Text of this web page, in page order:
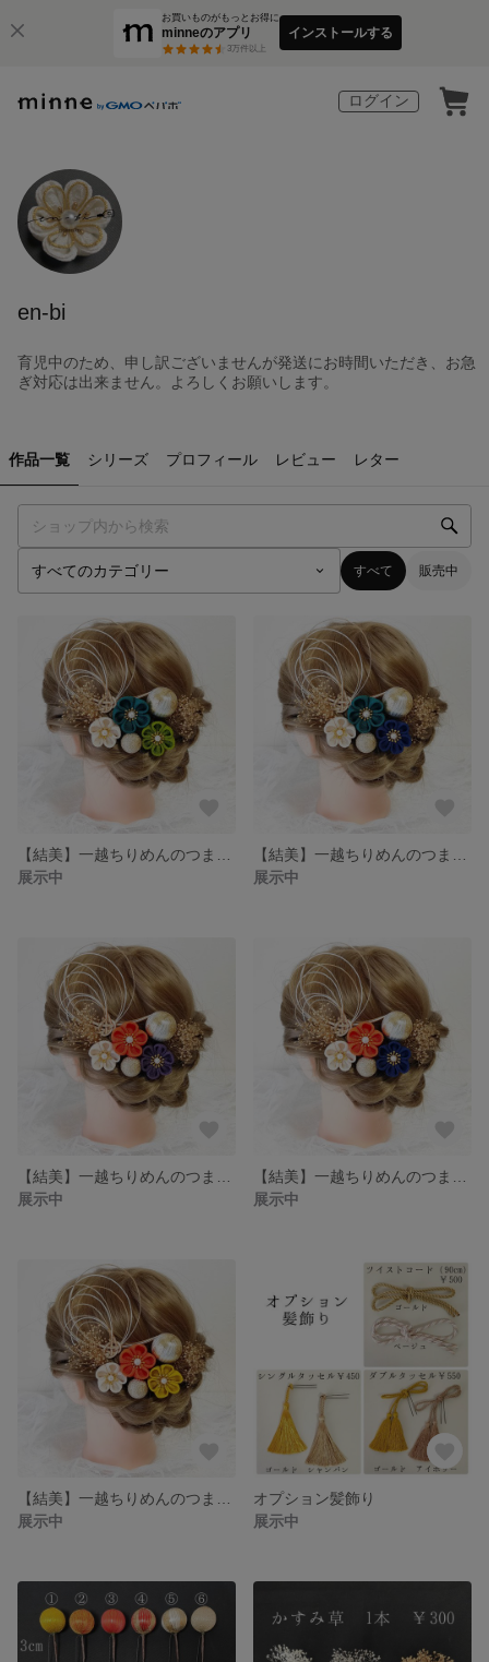
お買いものがもっとお得に
minneのアプリ
3万件以上
インストールする
ログイン
en-bi
育児中のため、申し訳ございませんが発送にお時間いただき、お急
ぎ対応は出来ません。よろしくお願いします。
作品一覧 シリーズ プロフィール レビュー レター
すべて 販売中
展示中
展示中
展示中
展示中
展示中
オプション髪飾り
展示中